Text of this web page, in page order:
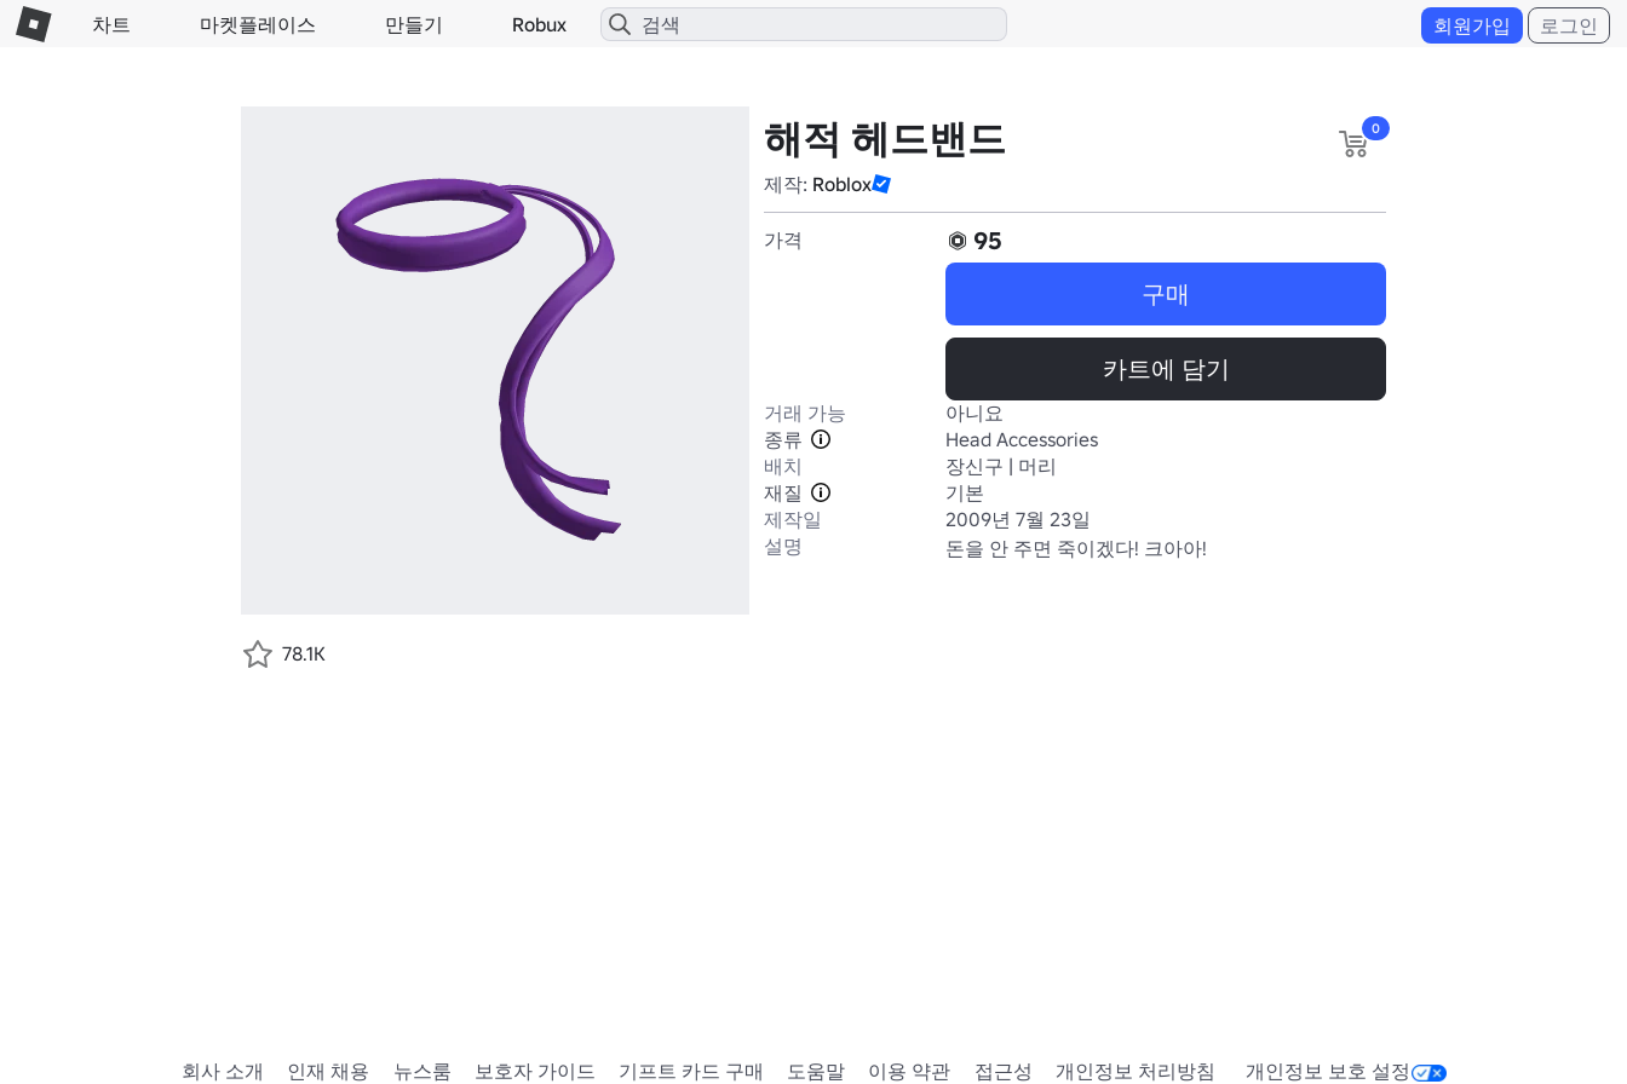
차트 마켓플레이스 만들기 Robux 회원가입 로그인
해적 헤드밴드
제작: Roblox
0
가격
95
구매
카트에 담기
거래 가능
아니요
종류
Head Accessories
배치
장신구 | 머리
재질
기본
제작일
2009년 7월 23일
설명
돈을 안 주면 죽이겠다! 크아아!
78.1K
회사 소개 인재 채용 뉴스룸 보호자 가이드 기프트 카드 구매 도움말 이용 약관 접근성 개인정보 처리방침 개인정보 보호 설정